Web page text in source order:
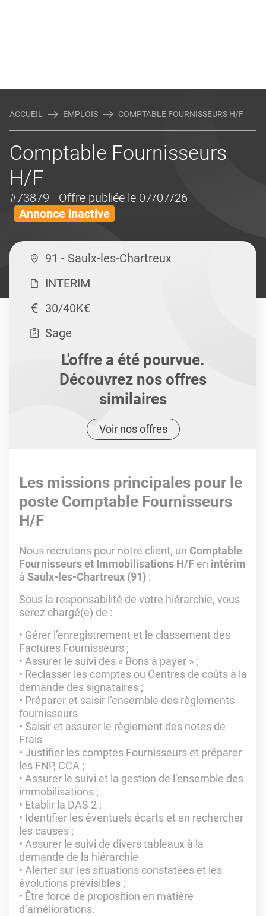
ACCUEIL EMPLOIS COMPTABLE FOURNISSEURS H/F
Comptable Fournisseurs
H/F
#73879 - Offre publiée le 07/07/26
Annonce inactive
91 - Saulx-les-Chartreux
INTERIM
30/40K€
Sage
L'offre a été pourvue.
Découvrez nos offres
similaires
Voir nos offres
Les missions principales pour le
poste Comptable Fournisseurs
H/F
Nous recrutons pour notre client, un Comptable
Fournisseurs et Immobilisations H/F en intérim
à Saulx-les-Chartreux (91) :
Sous la responsabilité de votre hiérarchie, vous
serez chargé(e) de :
• Gérer l’enregistrement et le classement des
Factures Fournisseurs ;
• Assurer le suivi des « Bons à payer » ;
• Reclasser les comptes ou Centres de coûts à la
demande des signataires ;
• Préparer et saisir l’ensemble des règlements
fournisseurs
• Saisir et assurer le règlement des notes de
Frais
• Justifier les comptes Fournisseurs et préparer
les FNP, CCA ;
• Assurer le suivi et la gestion de l’ensemble des
immobilisations ;
• Etablir la DAS 2 ;
• Identifier les éventuels écarts et en rechercher
les causes ;
• Assurer le suivi de divers tableaux à la
demande de la hiérarchie
• Alerter sur les situations constatées et les
évolutions prévisibles ;
• Être force de proposition en matière
d’améliorations.